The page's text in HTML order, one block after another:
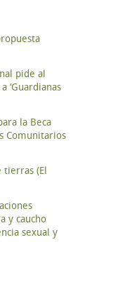
pide al
‘Guardianas
la Beca
Comunitarios
tierras (El
y caucho
sexual y